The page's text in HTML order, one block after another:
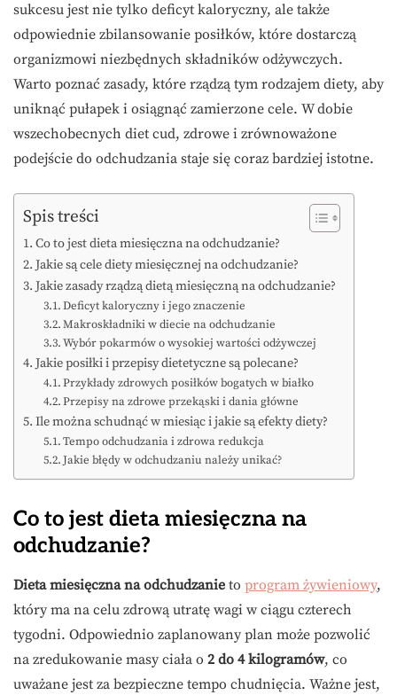
sukcesu jest nie tylko deficyt kaloryczny, ale także
odpowiednie zbilansowanie posiłków, które dostarczą
organizmowi niezbędnych składników odżywczych.
Warto poznać zasady, które rządzą tym rodzajem diety, aby
uniknąć pułapek i osiągnąć zamierzone cele. W dobie
wszechobecnych diet cud, zdrowe i zrównoważone
podejście do odchudzania staje się coraz bardziej istotne.
Spis treści
Co to jest dieta miesięczna na odchudzanie?
Jakie są cele diety miesięcznej na odchudzanie?
Jakie zasady rządzą dietą miesięczną na odchudzanie?
Deficyt kaloryczny i jego znaczenie
Makroskładniki w diecie na odchudzanie
Wybór pokarmów o wysokiej wartości odżywczej
Jakie posiłki i przepisy dietetyczne są polecane?
Przykłady zdrowych posiłków bogatych w białko
Przepisy na zdrowe przekąski i dania główne
Ile można schudnąć w miesiąc i jakie są efekty diety?
Tempo odchudzania i zdrowa redukcja
Jakie błędy w odchudzaniu należy unikać?
Co to jest dieta miesięczna na
odchudzanie?
Dieta miesięczna na odchudzanie to program żywieniowy,
który ma na celu zdrową utratę wagi w ciągu czterech
tygodni. Odpowiednio zaplanowany plan może pozwolić
na zredukowanie masy ciała o 2 do 4 kilogramów, co
uważane jest za bezpieczne tempo chudnięcia. Ważne jest,